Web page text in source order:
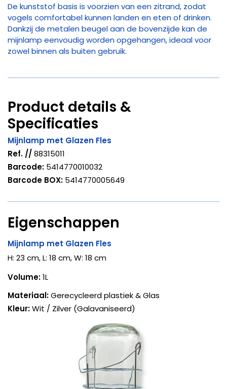
De kunststof basis is voorzien van een zitrand, zodat
vogels comfortabel kunnen landen en eten of drinken.
Dankzij de metalen beugel aan de bovenzijde kan de
mijnlamp eenvoudig worden opgehangen, ideaal voor
zowel binnen als buiten gebruik.
Product details &
Specificaties
Mijnlamp met Glazen Fles
Ref. //88315011
Barcode: 5414770010032
Barcode BOX: 5414770005649
Eigenschappen
Mijnlamp met Glazen Fles
H: 23 cm, L: 18 cm, W: 18 cm
Volume:1L
Materiaal:Gerecycleerd plastiek & Glas
Kleur:Wit / Zilver (Galavaniseerd)